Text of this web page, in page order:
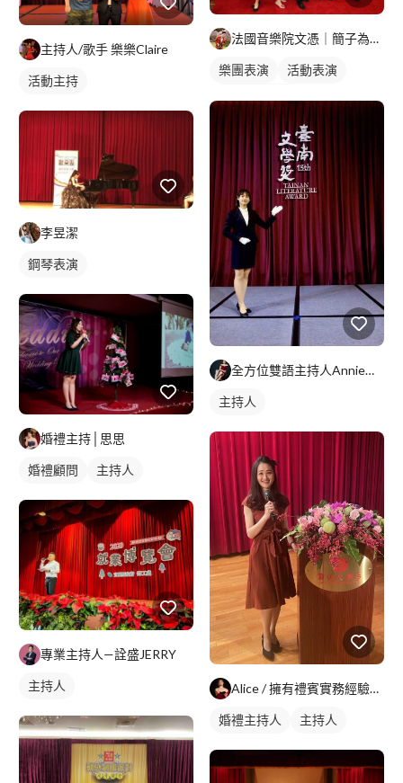
主持人/歌手 樂樂Claire
活動主持
李昱潔
鋼琴表演
婚禮主持│思思
婚禮顧問 主持人
專業主持人—詮盛JERRY
主持人
法國音樂院文憑｜簡子為｜20年薩克斯風教學經驗
樂團表演
活動表演
全方位雙語主持人Annie｜婚禮x尾牙x活動主持
主持人
Alice / 擁有禮賓實務經驗的司儀主持人
婚禮主持人 主持人